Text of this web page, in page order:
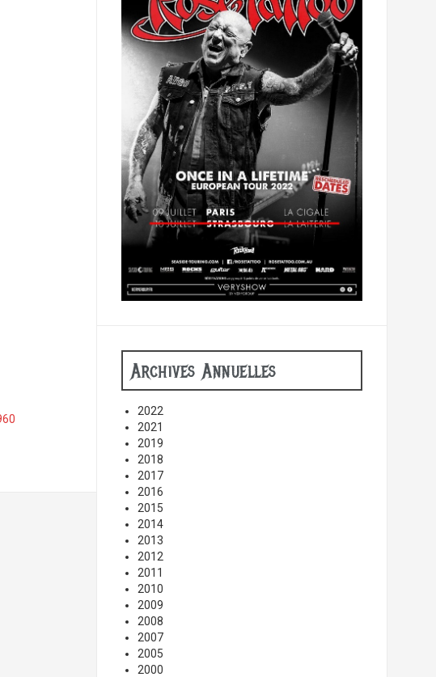
Archives Annuelles
2022
2021
2019
2018
2017
2016
2015
2014
2013
2012
2011
2010
2009
2008
2007
2005
2000